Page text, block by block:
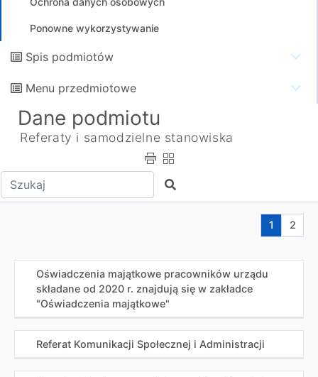
Ponowne wykorzystywanie
Spis podmiotów
Menu przedmiotowe
Dane podmiotu
Referaty i samodzielne stanowiska
Wpisz tekst do wyszukania Szukaj
Aktualna
1 2
Oświadczenia majątkowe pracowników urządu
składane od 2020 r. znajdują się w zakładce
"Oświadczenia majątkowe"
Referat Komunikacji Społecznej i Administracji